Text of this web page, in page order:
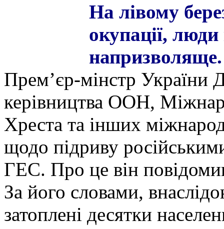
На лівому
окупації,
напризволяще.
Прем’єр-мінстр України
керівництва ООН,
Хреста та інших
щодо підриву
ГЕС. Про це він
За його словами,
затоплені десятки